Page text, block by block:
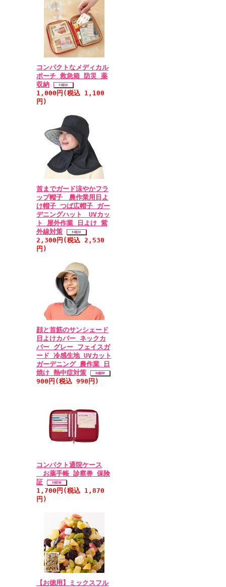
コンパクトなメディカル
ポーチ 救急箱 防災 薬
収納
1,000円(税込 1,100
円)
首までガード涼やかフラ
ップ帽子 農作業用日よ
け帽子 つば広帽子 ガー
デニングハット UVカッ
ト 屋外作業 日よけ 紫
外線対策
2,300円(税込 2,530
円)
顔と首筋のサンシェード
日よけカバー ネックカ
バー グレー フェイスガ
ード 冷感生地 UVカット
ガーデニング 農作業 日
焼け 熱中症対策
900円(税込 990円)
コンパクト通院ケース
お薬手帳 診察券 保険
証
1,700円(税込 1,870
円)
【お徳用】ミックスフル